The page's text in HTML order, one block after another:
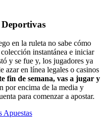
en la ruleta no sabe cómo
instantánea e iniciar
y se fue y, los jugadores ya
azar en línea legales o casinos
fin de semana, vas a jugar y
por encima de la media y
para comenzar a apostar.
Apuestas